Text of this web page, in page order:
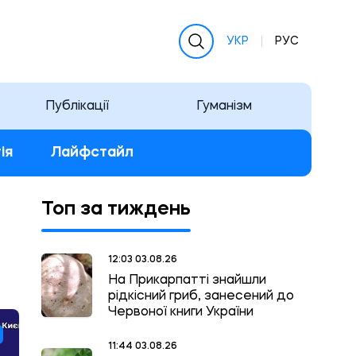
УКР РУС
Публікації Гуманізм
Лайфстайл
Топ за тиждень
12:03 03.08.26
На Прикарпатті знайшли
рідкісний гриб, занесений до
Червоної книги України
11:44 03.08.26